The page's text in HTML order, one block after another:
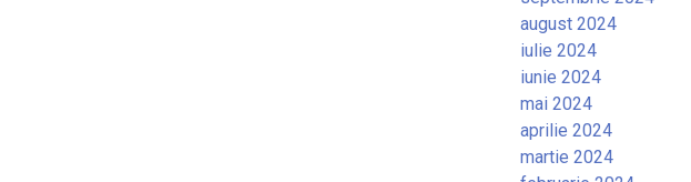
august 2024
iulie 2024
iunie 2024
mai 2024
aprilie 2024
martie 2024